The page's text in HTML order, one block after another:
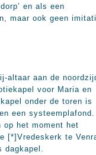
en als een
maar ook geen
altaar aan de
voor Maria en
onder de toren is
een
het moment het
[*]Vredeskerk te
dagkapel.